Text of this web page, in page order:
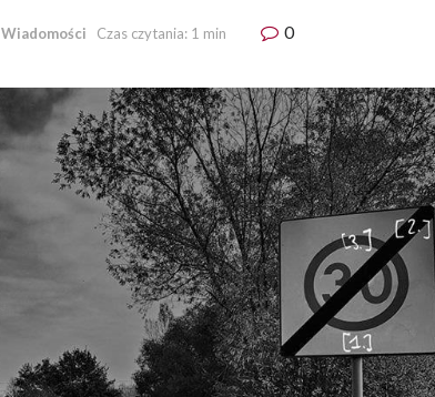
Wiadomości Czas czytania: 1 min 0